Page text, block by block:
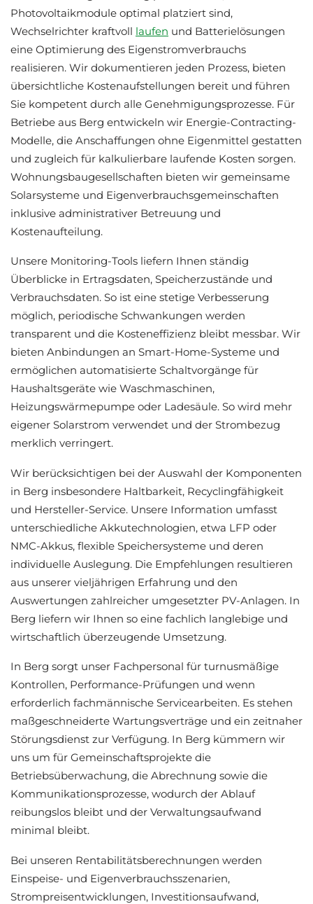
Photovoltaikmodule optimal platziert sind,
Wechselrichter kraftvoll laufen und Batterielösungen
eine Optimierung des Eigenstromverbrauchs
realisieren. Wir dokumentieren jeden Prozess, bieten
übersichtliche Kostenaufstellungen bereit und führen
Sie kompetent durch alle Genehmigungsprozesse. Für
Betriebe aus Berg entwickeln wir Energie-Contracting-
Modelle, die Anschaffungen ohne Eigenmittel gestatten
und zugleich für kalkulierbare laufende Kosten sorgen.
Wohnungsbaugesellschaften bieten wir gemeinsame
Solarsysteme und Eigenverbrauchsgemeinschaften
inklusive administrativer Betreuung und
Kostenaufteilung.
Unsere Monitoring-Tools liefern Ihnen ständig
Überblicke in Ertragsdaten, Speicherzustände und
Verbrauchsdaten. So ist eine stetige Verbesserung
möglich, periodische Schwankungen werden
transparent und die Kosteneffizienz bleibt messbar. Wir
bieten Anbindungen an Smart-Home-Systeme und
ermöglichen automatisierte Schaltvorgänge für
Haushaltsgeräte wie Waschmaschinen,
Heizungswärmepumpe oder Ladesäule. So wird mehr
eigener Solarstrom verwendet und der Strombezug
merklich verringert.
Wir berücksichtigen bei der Auswahl der Komponenten
in Berg insbesondere Haltbarkeit, Recyclingfähigkeit
und Hersteller-Service. Unsere Information umfasst
unterschiedliche Akkutechnologien, etwa LFP oder
NMC-Akkus, flexible Speichersysteme und deren
individuelle Auslegung. Die Empfehlungen resultieren
aus unserer vieljährigen Erfahrung und den
Auswertungen zahlreicher umgesetzter PV-Anlagen. In
Berg liefern wir Ihnen so eine fachlich langlebige und
wirtschaftlich überzeugende Umsetzung.
In Berg sorgt unser Fachpersonal für turnusmäßige
Kontrollen, Performance-Prüfungen und wenn
erforderlich fachmännische Servicearbeiten. Es stehen
maßgeschneiderte Wartungsverträge und ein zeitnaher
Störungsdienst zur Verfügung. In Berg kümmern wir
uns um für Gemeinschaftsprojekte die
Betriebsüberwachung, die Abrechnung sowie die
Kommunikationsprozesse, wodurch der Ablauf
reibungslos bleibt und der Verwaltungsaufwand
minimal bleibt.
Bei unseren Rentabilitätsberechnungen werden
Einspeise- und Eigenverbrauchsszenarien,
Strompreisentwicklungen, Investitionsaufwand,